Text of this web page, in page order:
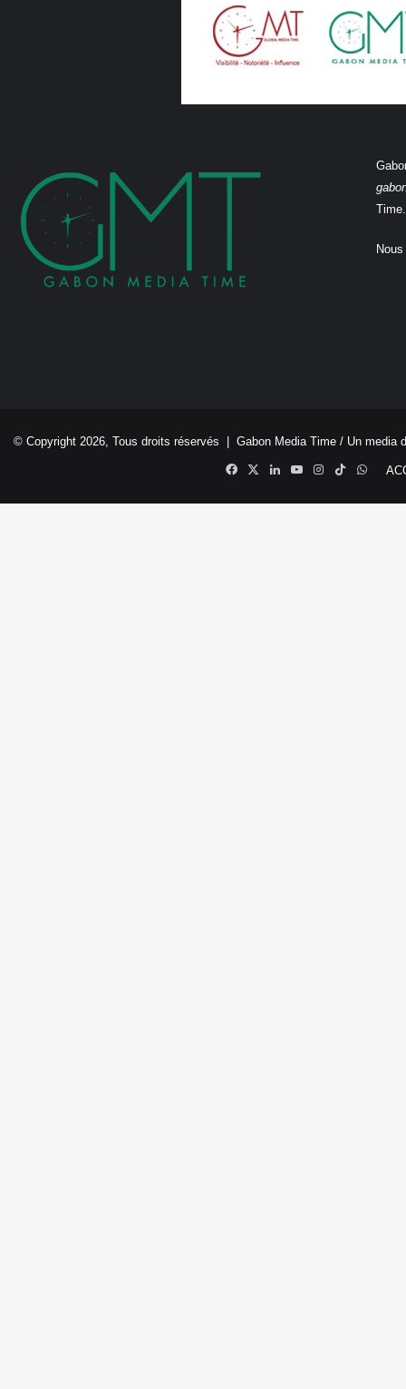
Time.
© Copyright 2026, Tous droits réservés | Gabon Media Time / Un media
Facebook
X LinkedinYouTubeInstagram
TikTok